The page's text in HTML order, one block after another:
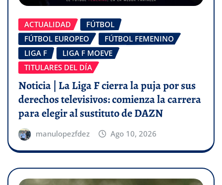
ACTUALIDAD
FÚTBOL
FÚTBOL EUROPEO
FÚTBOL FEMENINO
LIGA F
LIGA F MOEVE
TITULARES DEL DÍA
Noticia | La Liga F cierra la puja por sus
derechos televisivos: comienza la carrera
para elegir al sustituto de DAZN
manulopezfdez Ago 10, 2026